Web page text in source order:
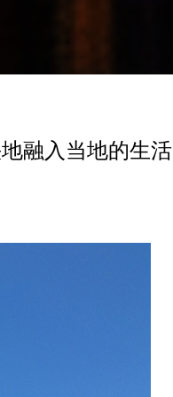
融入当地的生活